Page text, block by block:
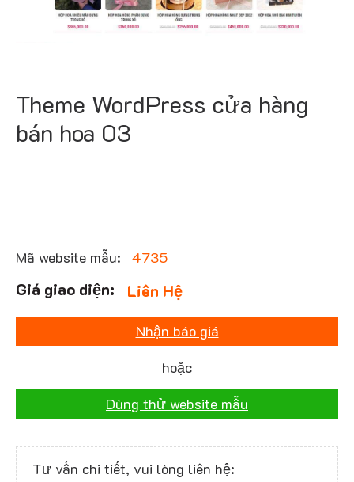
Theme WordPress cửa hàng
bán hoa 03
Mã website mẫu: 4735
Liên Hệ
Nhận báo giá
hoặc
Dùng thử website mẫu
Tư vấn chi tiết, vui lòng liên hệ: